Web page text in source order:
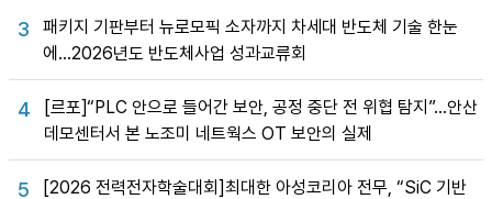
3
패키지 기판부터 뉴로모픽 소자까지 차세대 반도체 기술 한눈
에…2026년도 반도체사업 성과교류회
4
[르포]“PLC 안으로 들어간 보안, 공정 중단 전 위협 탐지”…안산
데모센터서 본 노조미 네트웍스 OT 보안의 실제
5
[2026 전력전자학술대회]최대한 아성코리아 전무, “SiC 기반